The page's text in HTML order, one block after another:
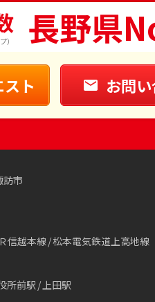
） 長野県
スト お問
訪市
信越本線 松本電気鉄道上高地線
所前駅 上田駅